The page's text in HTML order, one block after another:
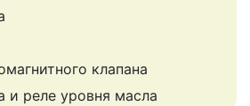
клапана
и реле уровня масла